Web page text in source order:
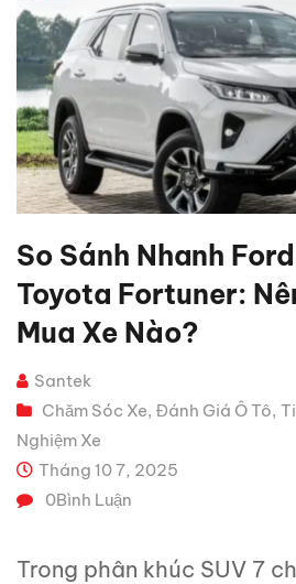
So Sánh Nhanh
Toyota Fortuner:
Mua Xe Nào?
Santek
Chăm Sóc Xe, Đánh Giá Ô Tô,
Nghiệm Xe
Tháng 10 7, 2025
0Bình Luận
Trong phân khúc SUV 7